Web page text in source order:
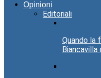
Opinioni
Editoriali
Quando la